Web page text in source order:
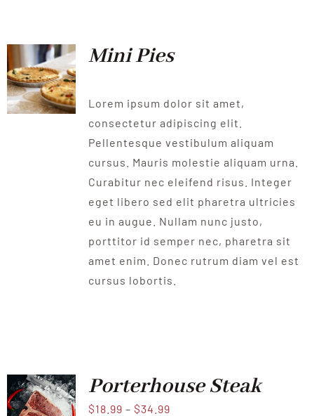
Mini Pies
Lorem ipsum dolor sit amet,
consectetur adipiscing elit.
Pellentesque vestibulum aliquam
cursus. Mauris molestie aliquam urna.
Curabitur nec eleifend risus. Integer
eget libero sed elit pharetra ultricies
eu in augue. Nullam nunc justo,
porttitor id semper nec, pharetra sit
amet enim. Donec rutrum diam vel est
cursus lobortis.
Porterhouse Steak
$18.99 – $34.99